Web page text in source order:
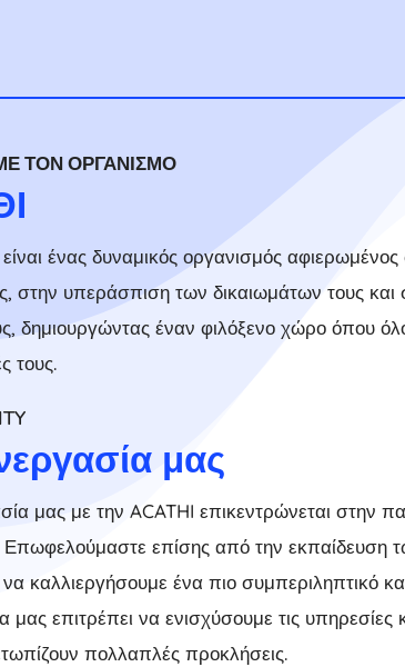
ΤΟΝ ΟΡΓΑΝΙΣΜΌ
ένας δυναμικός οργανισμός
στην υπεράσπιση των δικαιωμάτων τους
δημιουργώντας έναν φιλόξενο χώρο όπου
τους.
μας
μας με την ACATHI επικεντρώνεται στην
επίσης από την εκπαίδευση
καλλιεργήσουμε ένα πιο συμπεριληπτικό
μας επιτρέπει να ενισχύσουμε τις
πολλαπλές προκλήσεις.